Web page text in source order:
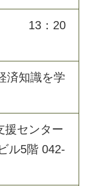
13：20
済知識を学
援センター
ル5階 042-